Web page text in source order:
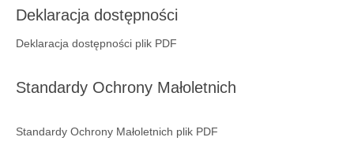
wydarzenia 2018
wydarzenia 2016
Deklaracja dostępności
Deklaracja dostępności plik PDF
Standardy Ochrony Małoletnich
Standardy Ochrony Małoletnich plik PDF